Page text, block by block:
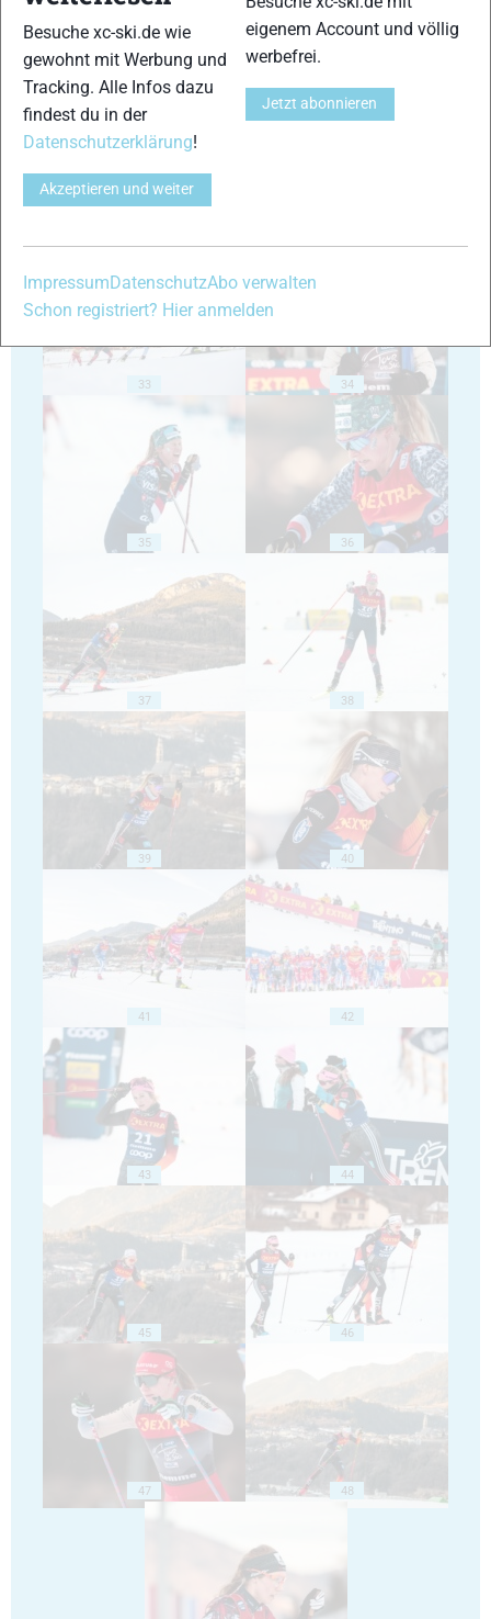
29
33 34
35 36
37 38
39 40
41 42
43 44
45 46
47 48
Besuche xc-ski.de wie
gewohnt mit Werbung und
Tracking. Alle Infos dazu
findest du in der
Datenschutzerklärung!
Akzeptieren und weiter
eigenem Account und völlig
werbefrei.
Jetzt abonnieren
Impressum DatenschutzAbo verwalten
Schon registriert? Hier anmelden